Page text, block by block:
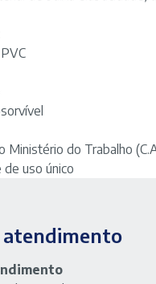
Ministério do Trabalho
uso único
atendimento